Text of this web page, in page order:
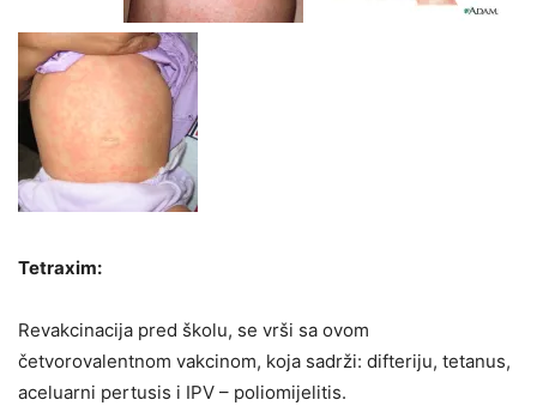
Tetraxim:
Revakcinacija pred školu, se vrši sa ovom
četvorovalentnom vakcinom, koja sadrži: difteriju, tetanus,
aceluarni pertusis i IPV – poliomijelitis.